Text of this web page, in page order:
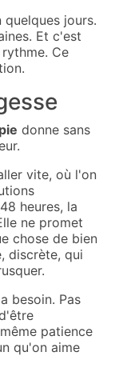
jours.
Et c'est
Ce
donne sans
vite, où l'on
heures, la
ne promet
chose de bien
discrète, qui
besoin. Pas
patience
qu'on aime